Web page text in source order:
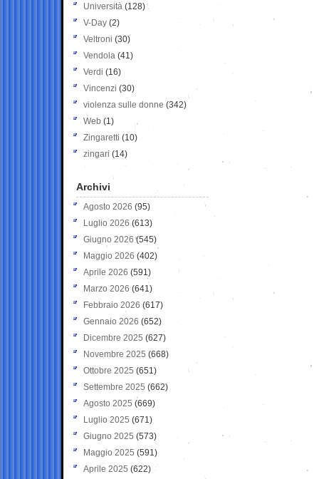
Università (128)
V-Day (2)
Veltroni (30)
Vendola (41)
Verdi (16)
Vincenzi (30)
violenza sulle donne (342)
Web (1)
Zingaretti (10)
zingari (14)
Archivi
Agosto 2026 (95)
Luglio 2026 (613)
Giugno 2026 (545)
Maggio 2026 (402)
Aprile 2026 (591)
Marzo 2026 (641)
Febbraio 2026 (617)
Gennaio 2026 (652)
Dicembre 2025 (627)
Novembre 2025 (668)
Ottobre 2025 (651)
Settembre 2025 (662)
Agosto 2025 (669)
Luglio 2025 (671)
Giugno 2025 (573)
Maggio 2025 (591)
Aprile 2025 (622)